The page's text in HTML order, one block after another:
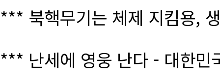
*** 북핵무기는 체제 지킴용,
*** 난세에 영웅 난다 - 대한